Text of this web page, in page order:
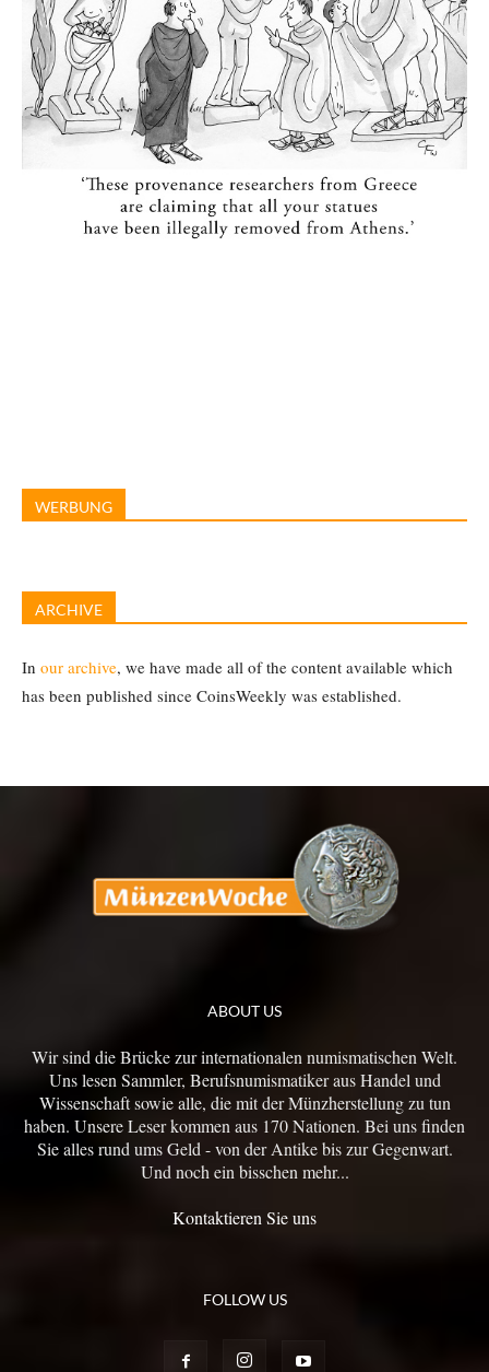
WERBUNG
ARCHIVE
In our archive, we have made all of the content available which
has been published since CoinsWeekly was established.
ABOUT US
Wir sind die Brücke zur internationalen numismatischen Welt.
Uns lesen Sammler, Berufsnumismatiker aus Handel und
Wissenschaft sowie alle, die mit der Münzherstellung zu tun
haben. Unsere Leser kommen aus 170 Nationen. Bei uns finden
Sie alles rund ums Geld - von der Antike bis zur Gegenwart.
Und noch ein bisschen mehr...
Kontaktieren Sie uns
FOLLOW US